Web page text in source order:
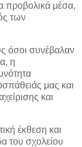
προβολικά μέσα,
των
όσοι συνέβαλαν
η
μας και
και
έκθεση και
του σχολείου